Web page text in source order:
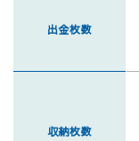
出金枚数
収納枚数